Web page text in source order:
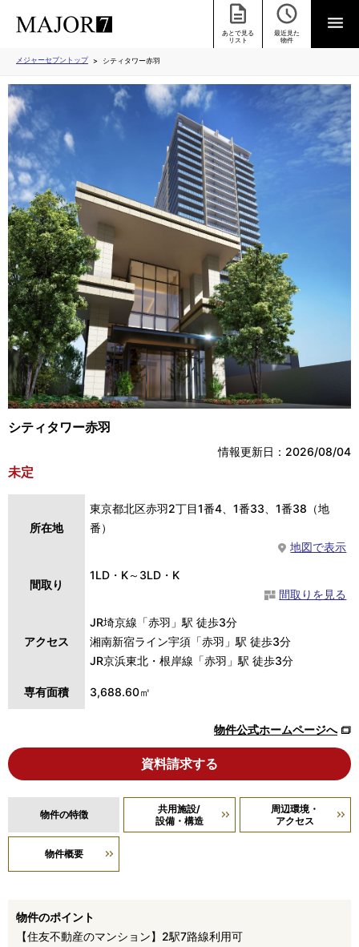
あとで見る
リスト
最近見た
物件
メジャーセブントップ シティタワー赤羽
シティタワー赤羽
情報更新日：2026/08/04
未定
所在地
東京都北区赤羽2丁目1番4、1番33、1番38（地
番）
地図で表示
間取り
1LD・K～3LD・K
間取りを見る
アクセス
JR埼京線「赤羽」駅 徒歩3分
湘南新宿ライン宇須「赤羽」駅 徒歩3分
JR京浜東北・根岸線「赤羽」駅 徒歩3分
専有面積 3,688.60㎡
物件公式ホームページへ
資料請求する
物件の特徴
共用施設/
設備・構造
周辺環境・
アクセス
物件概要
物件のポイント
【住友不動産のマンション】2駅7路線利用可